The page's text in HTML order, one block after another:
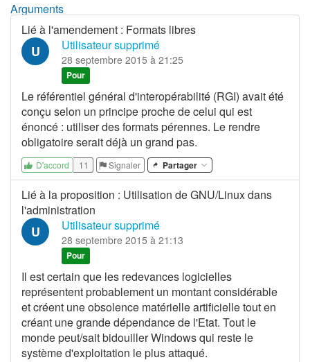
Arguments
Lié à l'amendement : Formats libres
U Utilisateur supprimé
28 septembre 2015 à 21:25
Pour
Le référentiel général d'interopérabilité (RGI) avait été
conçu selon un principe proche de celui qui est
énoncé : utiliser des formats pérennes. Le rendre
obligatoire serait déjà un grand pas.
D'accord 11 Signaler Partager
Lié à la proposition : Utilisation de GNU/Linux dans
l'administration
U Utilisateur supprimé
28 septembre 2015 à 21:13
Pour
Il est certain que les redevances logicielles
représentent probablement un montant considérable
et créent une obsolence matérielle artificielle tout en
créant une grande dépendance de l'Etat. Tout le
monde peut/sait bidouiller Windows qui reste le
système d'exploitation le plus attaqué.